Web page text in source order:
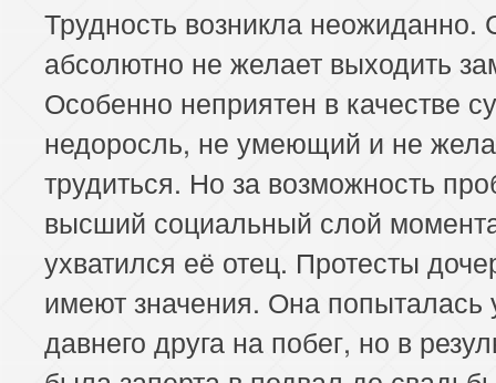
Трудность возникла неожиданно.
абсолютно не желает выходить
Особенно неприятен в качестве
недоросль, не умеющий и не
трудиться. Но за возможность
высший социальный слой
ухватился её отец. Протесты
имеют значения. Она попыталась
давнего друга на побег, но в